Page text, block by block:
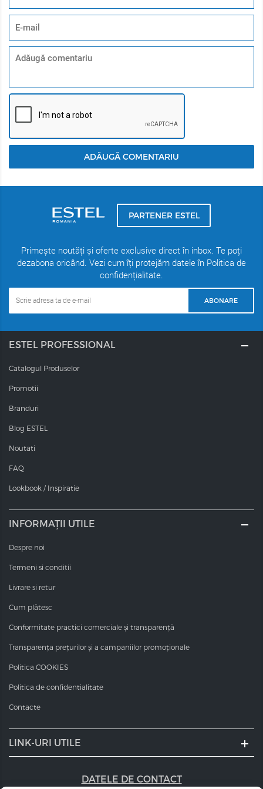
COLECTIA CONȚINE URMĂTOARELE PRODUSE:
ȘAMPON 94% de origine naturală - 250 ml
MASCA 99% de origine naturala - 250 ml
SER LEAVE-IN 98% origine naturala - 100 ml
ADĂUGĂ COMENTARIU
PARTENER ESTEL
Primește noutăți și oferte exclusive direct în inbox. Te poți
dezabona oricând. Vezi cum îți protejăm datele în Politica de
confidențialitate.
ABONARE
ESTEL PROFESSIONAL
Catalogul Produselor
Promotii
Branduri
Blog ESTEL
Noutati
FAQ
Lookbook / Inspiratie
INFORMAȚII UTILE
Despre noi
Termeni si conditii
Livrare si retur
Cum plătesc
Conformitate practici comerciale și transparență
Transparența prețurilor și a campaniilor promoționale
Politica COOKIES
Politica de confidentialitate
Contacte
LINK-URI UTILE
DATELE DE CONTACT